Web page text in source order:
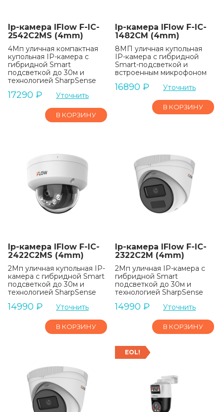
Ip-камера IFlow F-IC-
2542C2MS (4mm)
4Мп уличная компактная
купольная IP-камера с
гибридной Smart
подсветкой до 30м и
технологией SharpSense
17290 ₽ Уточнить
В КОРЗИНУ
Ip-камера IFlow F-IC-
1482CM (4mm)
8МП уличная купольная
IP-камера с гибридной
Smart-подсветкой и
встроенным микрофоном
16890 ₽ Уточнить
В КОРЗИНУ
Ip-камера IFlow F-IC-
2422C2MS (4mm)
2Мп уличная купольная IP-
камера с гибридной Smart
подсветкой до 30м и
технологией SharpSense
14990 ₽ Уточнить
В КОРЗИНУ
Ip-камера IFlow F-IC-
2322C2M (4mm)
2Мп уличная IP-камера с
гибридной Smart
подсветкой до 30м и
технологией SharpSense
14990 ₽ Уточнить
В КОРЗИНУ
EOL!